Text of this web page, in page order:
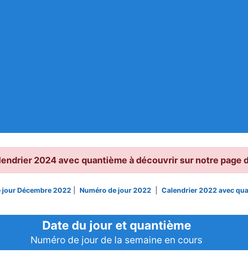
2024 avec quantième à découvrir sur notre page
jour Décembre 2022 Numéro de jour 2022 Calendrier 2022 avec
Date du jour et quantième
Numéro de jour de la semaine en cours